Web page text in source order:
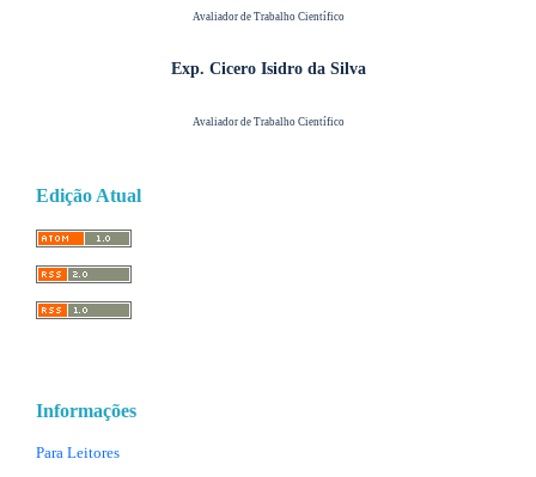
Avaliador de Trabalho Científico
Exp. Cicero Isidro da Silva
Avaliador de Trabalho Científico
Edição Atual
Informações
Para Leitores